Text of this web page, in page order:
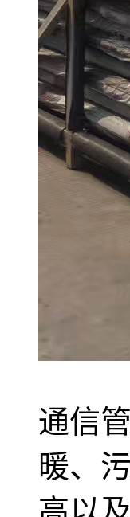
通信
暖、